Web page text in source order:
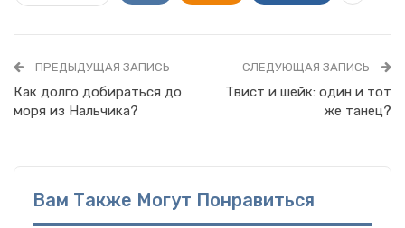
ПРЕДЫДУЩАЯ ЗАПИСЬ
Как долго добираться до
моря из Нальчика?
СЛЕДУЮЩАЯ ЗАПИСЬ
Твист и шейк: один и тот
же танец?
Вам Также Могут Понравиться